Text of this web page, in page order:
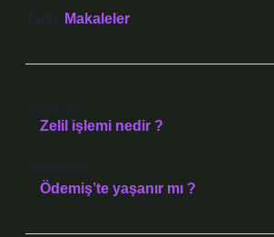
Tarih: Makaleler
Önceki Yazı
Zelil işlemi nedir ?
Sonraki Yazı
Ödemiş’te yaşanır mı ?